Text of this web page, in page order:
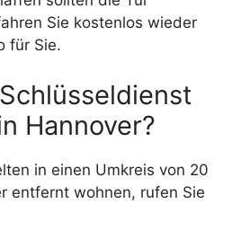
Sie kostenlos wieder
für Sie.
Hannover?
in einen Umkreis von 20
entfernt wohnen, rufen Sie